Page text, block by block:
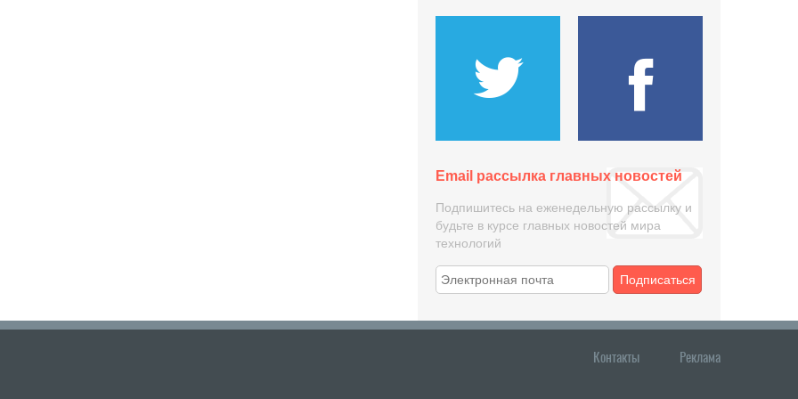
Email рассылка главных новостей
Подпишитесь на еженедельную рассылку и
будьте в курсе главных новостей мира
технологий
Подписаться
Контакты Реклама